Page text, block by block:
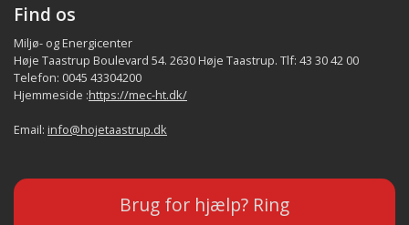
Find os
Miljø- og Energicenter
Høje Taastrup Boulevard 54. 2630 Høje Taastrup. Tlf: 43 30 42 00
Telefon: 0045 43304200
Hjemmeside :https://mec-ht.dk/
Email: info@hojetaastrup.dk
Brug for hjælp? Ring